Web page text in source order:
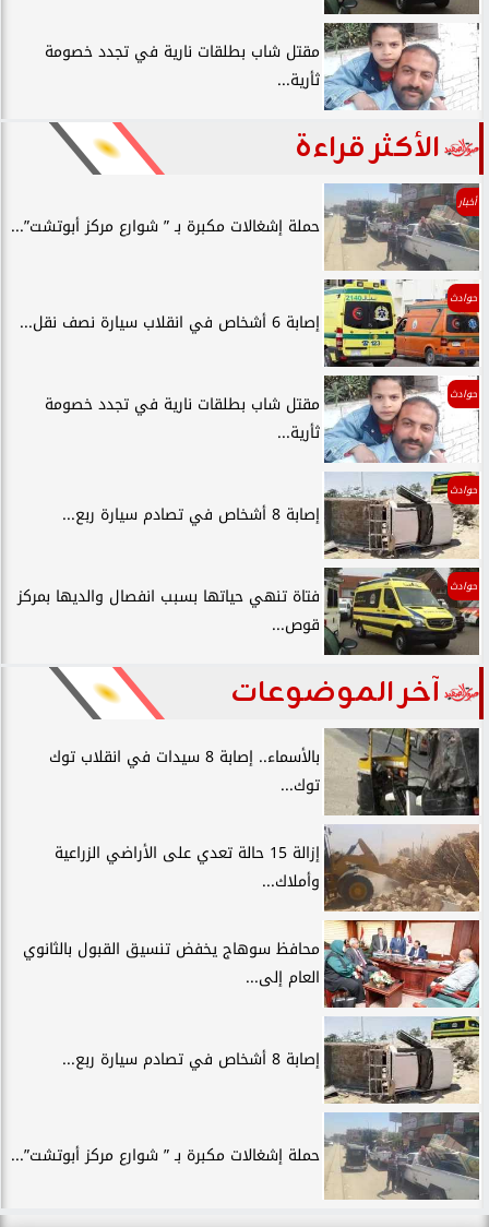
مقتل شاب بطلقات نارية في تجدد خصومة
ثأرية...
الأكثر قراءة
أخبار
حملة إشغالات مكبرة بـ ” شوارع مركز أبوتشت”...
حوادث
إصابة 6 أشخاص في انقلاب سيارة نصف نقل...
حوادث
مقتل شاب بطلقات نارية في تجدد خصومة
ثأرية...
حوادث
إصابة 8 أشخاص في تصادم سيارة ربع...
حوادث
فتاة تنهي حياتها بسبب انفصال والديها بمركز
قوص...
آخر الموضوعات
بالأسماء.. إصابة 8 سيدات في انقلاب توك
توك...
إزالة 15 حالة تعدي على الأراضي الزراعية
وأملاك...
محافظ سوهاج يخفض تنسيق القبول بالثانوي
العام إلى...
إصابة 8 أشخاص في تصادم سيارة ربع...
حملة إشغالات مكبرة بـ ” شوارع مركز أبوتشت”...